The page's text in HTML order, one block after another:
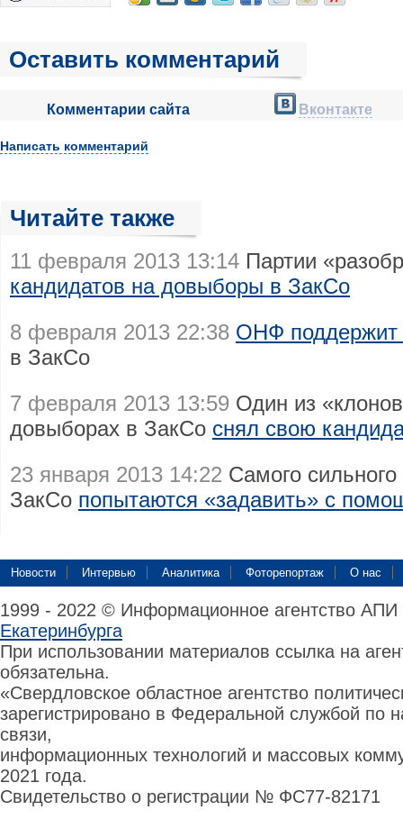
Оставить комментарий
Комментарии сайта Вконтакте
Написать комментарий
Читайте также
11 февраля 2013 13:14 Партии
кандидатов на довыборы в ЗакСо
8 февраля 2013 22:38 ОНФ
в ЗакСо
7 февраля 2013 13:59 Один из
довыборах в ЗакСо снял свою
23 января 2013 14:22 Самого
ЗакСо попытаются «задавить» с
Новости Интервью Аналитика Фоторепортаж О нас
1999 - 2022 © Информационное агентство
Екатеринбурга
При использовании материалов ссылка на
обязательна.
«Свердловское областное агентство
зарегистрировано в Федеральной службой по
связи,
информационных технологий и массовых
2021 года.
Свидетельство о регистрации № ФС77-82171